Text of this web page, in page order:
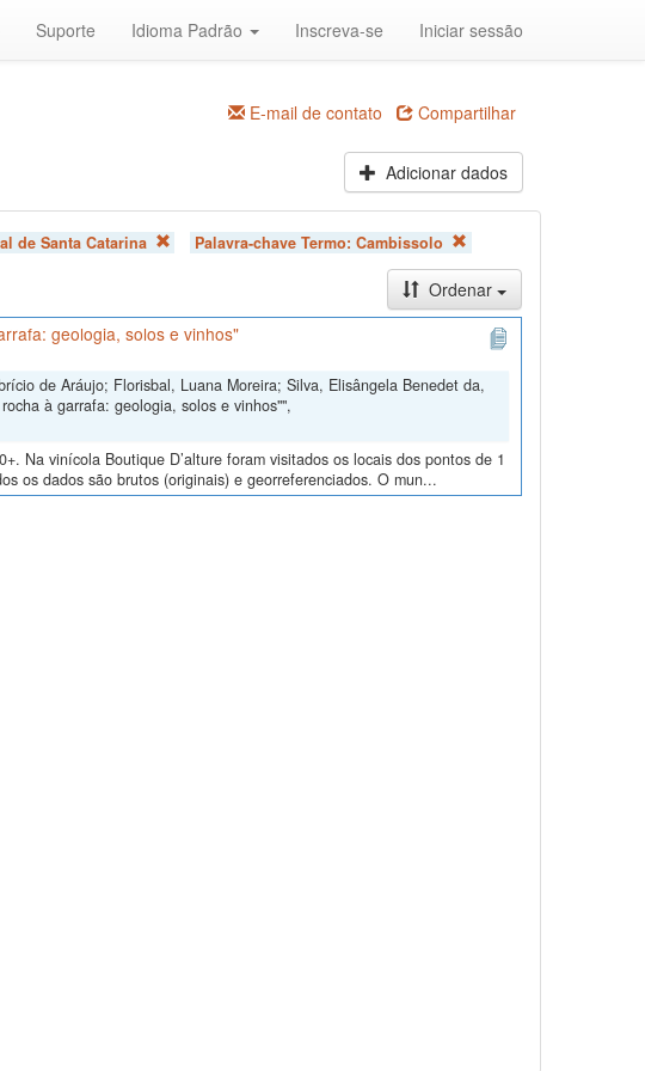
Suporte Idioma Padrão Inscreva-se Iniciar sessão
E-mail de contato Compartilhar
Adicionar dados
de Santa Catarina Palavra-chave Termo: Cambissolo
Ordenar
geologia, solos e vinhos"
de Aráujo; Florisbal, Luana Moreira; Silva, Elisângela Benedet da,
à garrafa: geologia, solos e vinhos"",
Na vinícola Boutique D’alture foram visitados os locais dos pontos de 1
os dados são brutos (originais) e georreferenciados. O mun...